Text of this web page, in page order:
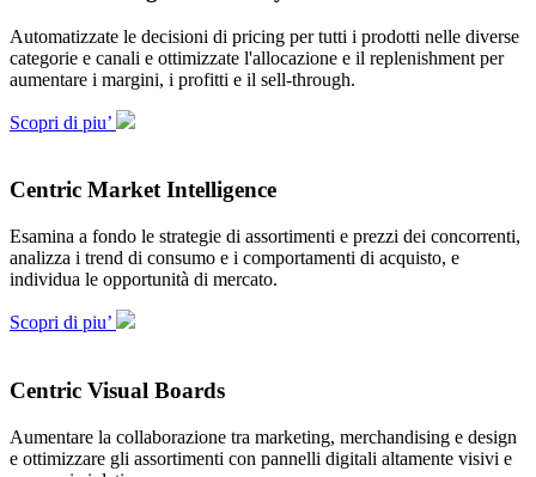
Automatizzate le decisioni di pricing per tutti i prodotti nelle diverse
categorie e canali e ottimizzate l'allocazione e il replenishment per
aumentare i margini, i profitti e il sell-through.
Scopri di piu’
Centric Market Intelligence
Esamina a fondo le strategie di assortimenti e prezzi dei concorrenti,
analizza i trend di consumo e i comportamenti di acquisto, e
individua le opportunità di mercato.
Scopri di piu’
Centric Visual Boards
Aumentare la collaborazione tra marketing, merchandising e design
e ottimizzare gli assortimenti con pannelli digitali altamente visivi e